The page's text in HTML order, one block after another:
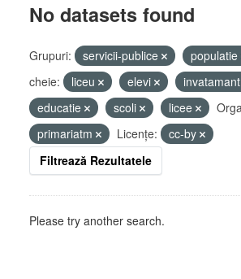
No datasets found
Grupuri: servicii-publice populatie
cheie:
liceu elevi
invatamant
educatie
scoli licee
primariatm
Licenţe:
cc-by
Filtrează Rezultatele
Please try another search.